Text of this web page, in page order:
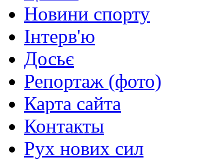
Новини спорту
Інтерв'ю
Досьє
Репортаж (фото)
Карта сайта
Контакты
Рух нових сил